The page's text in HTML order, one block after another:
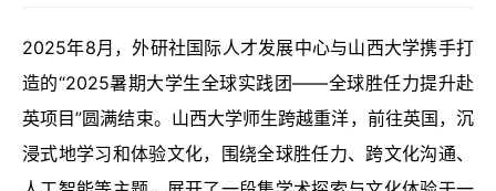
2025年8月，外研社国际人才发展中心与山西大学携手打
造的“2025暑期大学生全球实践团——全球胜任力提升赴
英项目”圆满结束。山西大学师生跨越重洋，前往英国，沉
浸式地学习和体验文化，围绕全球胜任力、跨文化沟通、